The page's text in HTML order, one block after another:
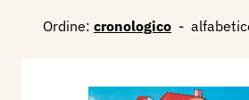
Ordine: cronologico -